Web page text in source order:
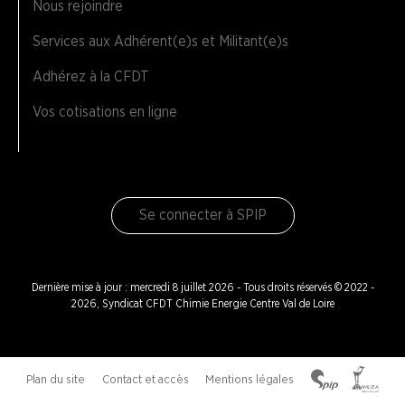
Nous rejoindre
Services aux Adhérent(e)s et Militant(e)s
Adhérez à la CFDT
Vos cotisations en ligne
Se connecter à SPIP
Dernière mise à jour : mercredi 8 juillet 2026 - Tous droits réservés © 2022 -
2026, Syndicat CFDT Chimie Energie Centre Val de Loire
Plan du site Contact et accès Mentions légales